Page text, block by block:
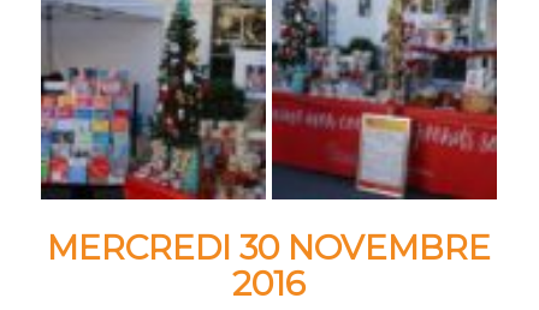
MERCREDI 30 NOVEMBRE
2016